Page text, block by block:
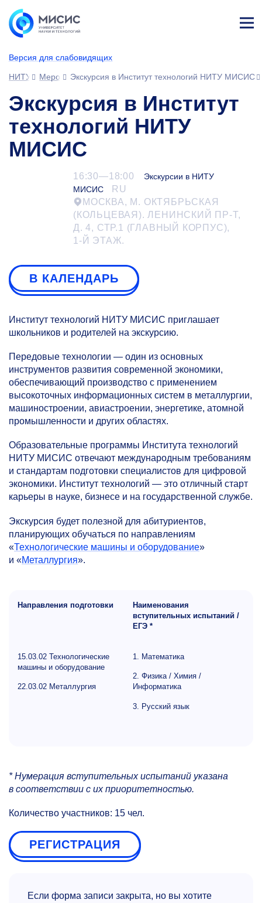
Версия для слабовидящих
ине
НИТУ МИСИСМероприятияЭкскурсия в Институт технологий НИТУ МИСИС
Экскурсия в Институт
технологий НИТУ
МИСИС
16:30—18:00
Экскурсии в НИТУ
МИСИС
RU
МОСКВА, М. ОКТЯБРЬСКАЯ
(КОЛЬЦЕВАЯ). ЛЕНИНСКИЙ ПР-Т,
Д. 4, СТР.1 (ГЛАВНЫЙ КОРПУС),
1-Й ЭТАЖ.
В КАЛЕНДАРЬ
Институт технологий НИТУ МИСИС приглашает
школьников и родителей на экскурсию.
Передовые технологии — один из основных
инструментов развития современной экономики,
обеспечивающий производство с применением
высокоточных информационных систем в металлургии,
машиностроении, авиастроении, энергетике, атомной
промышленности и других областях.
Образовательные программы Института технологий
НИТУ МИСИС отвечают международным требованиям
и стандартам подготовки специалистов для цифровой
экономики. Институт технологий — это отличный старт
карьеры в науке, бизнесе и на государственной службе.
Экскурсия будет полезной для абитуриентов,
планирующих обучаться по направлениям
«Технологические машины и оборудование»
и «Металлургия».
Направления подготовки
Наименования
вступительных испытаний /
ЕГЭ *
15.03.02 Технологические
машины и оборудование
22.03.02 Металлургия
1. Математика
2. Физика / Химия /
Информатика
3. Русский язык
* Нумерация вступительных испытаний указана
в соответствии с их приоритетностью.
Количество участников: 15 чел.
РЕГИСТРАЦИЯ
Если форма записи закрыта, но вы хотите